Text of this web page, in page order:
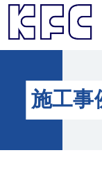
製品・工法
施工事